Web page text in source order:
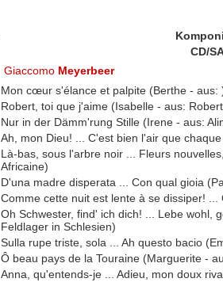
CD/
Giaccomo Meyerbeer
Mon cœur s'élance et palpite (Berthe - aus:
Robert, toi que j'aime (Isabelle - aus:
Nur in der Dämm'rung Stille (Irene - aus:
Ah, mon Dieu! ... C'est bien l'air que
Là-bas, sous l'arbre noir ... Fleurs
Africaine)
D'una madre disperata ... Con qual gioia
Comme cette nuit est lente à se dissiper!
Oh Schwester, find' ich dich! ... Lebe wohl,
Feldlager in Schlesien)
Sulla rupe triste, sola ... Ah questo bacio
Ô beau pays de la Touraine (Marguerite -
Anna, qu'entends-je ... Adieu, mon doux